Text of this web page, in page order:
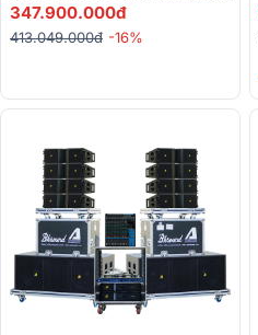
Audiocenter K-LA218-DSP,
Yamaha MG16XU...)
347.900.000đ
413.049.000đ -16%